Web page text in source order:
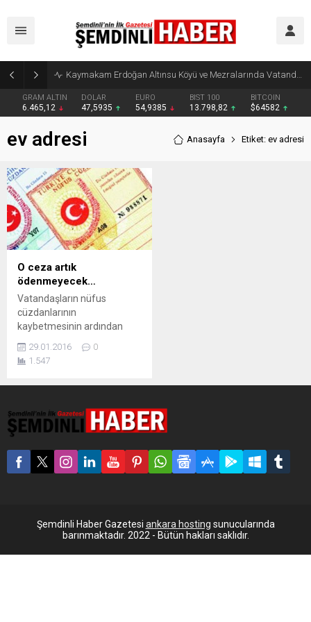
Kaymakam Erdoğan Altınsu Köyü ve Mezralarında Vatandaşlarla Buluştu
GRAM ALTIN
6.465,12
DOLAR
47,5935
EURO
54,9385
BIST 100
13.798,82
BITCOIN
$64582
ev adresi Anasayfa Etiket: ev adresi
O ceza artık
ödenmeyecek…
Vatandaşların nüfus
cüzdanlarının
kaybetmesinin ardından
29.01.2016
0
1.547
Şemdinli Haber Gazetesi ankara hosting sunucularında
barınmaktadır. 2022 - Bütün hakları saklıdır.